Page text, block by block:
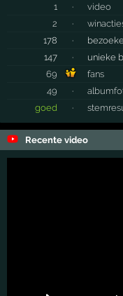
1
·
video
2
·
178
·
147
·
unieke
69
fans
49
·
goed
·
Recente video